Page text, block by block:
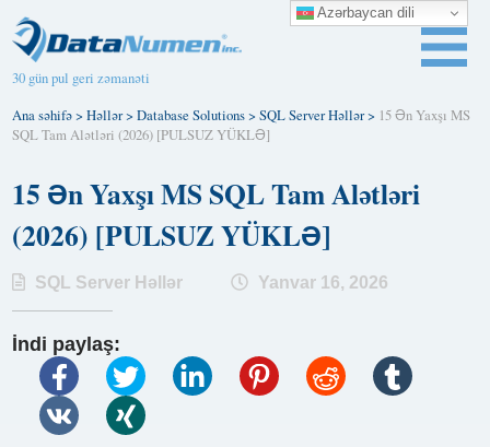
30 gün pul geri zəmanəti
Ana səhifə>Həllər>Database Solutions>SQL Server Həllər> 15 Ən Yaxşı MS
SQL Tam Alətləri (2026) [PULSUZ YÜKLƏ]
15 Ən Yaxşı MS SQL Tam Alətləri
(2026) [PULSUZ YÜKLƏ]
SQL Server Həllər Yanvar 16, 2026
İndi paylaş:
Azərbaycan dili